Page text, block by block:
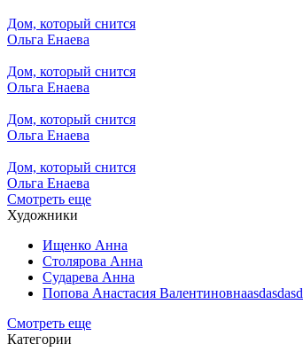
Дом, который снится
Ольга Енаева
Дом, который снится
Ольга Енаева
Дом, который снится
Ольга Енаева
Дом, который снится
Ольга Енаева
Смотреть еще
Художники
Ищенко Анна
Столярова Анна
Сударева Анна
Попова Анастасия Валентиновнаasdasdasd
Смотреть еще
Категории